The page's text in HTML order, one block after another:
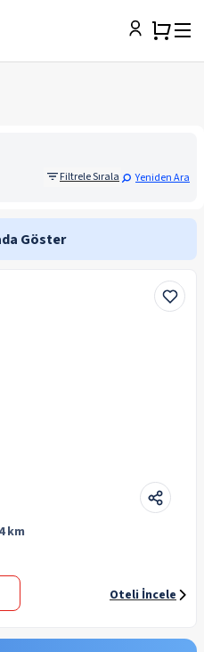
Filtrele Sırala Yeniden Ara
Göster
km
Oteli İncele